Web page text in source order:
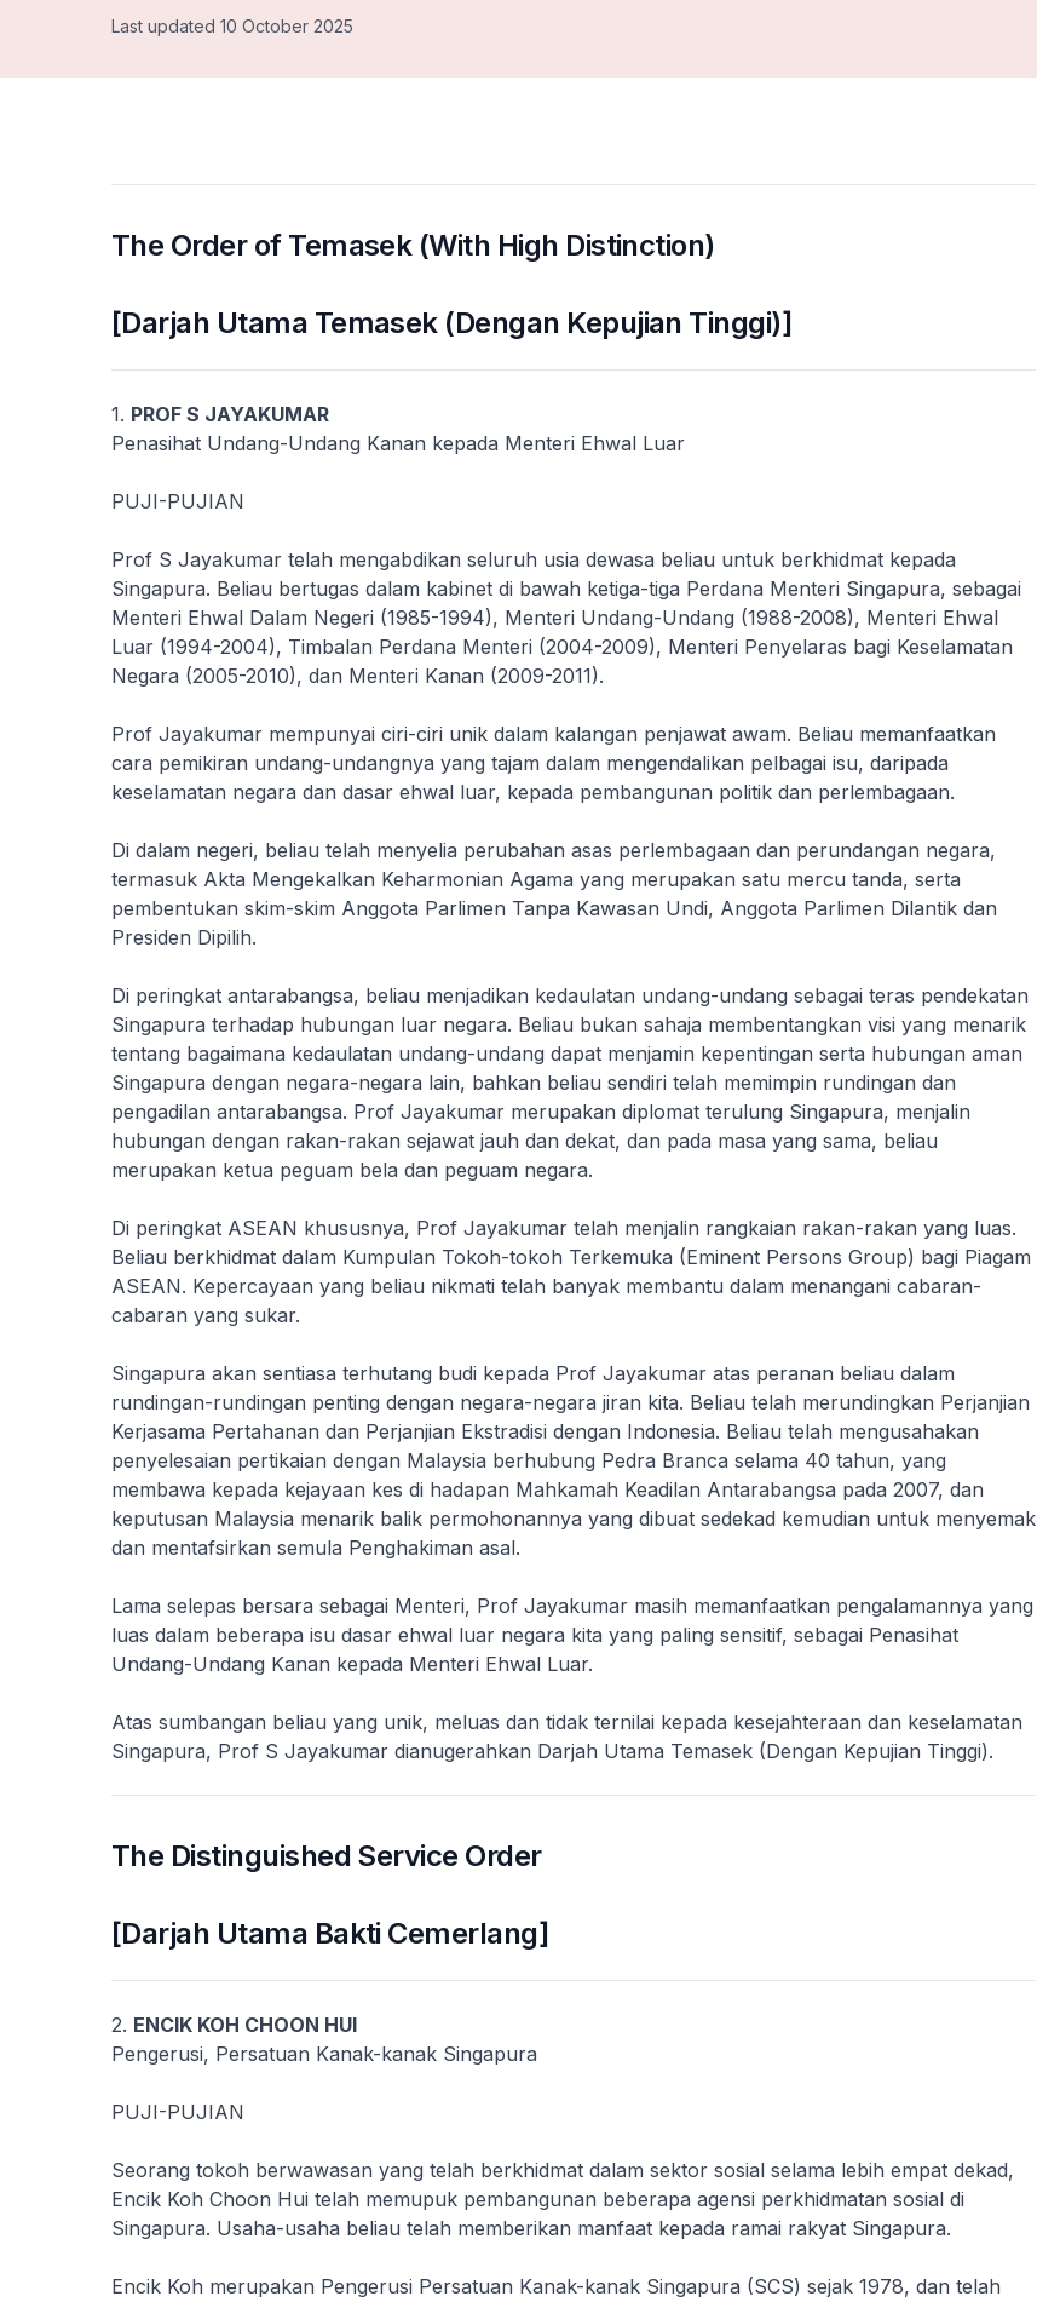
Last updated 10 October 2025
The Order of Temasek (With High Distinction)
[Darjah Utama Temasek (Dengan Kepujian Tinggi)]
1. PROF S JAYAKUMAR
Penasihat Undang-Undang Kanan kepada Menteri Ehwal Luar
PUJI-PUJIAN
Prof S Jayakumar telah mengabdikan seluruh usia dewasa beliau untuk berkhidmat kepada
Singapura. Beliau bertugas dalam kabinet di bawah ketiga-tiga Perdana Menteri Singapura, sebagai
Menteri Ehwal Dalam Negeri (1985-1994), Menteri Undang-Undang (1988-2008), Menteri Ehwal
Luar (1994-2004), Timbalan Perdana Menteri (2004-2009), Menteri Penyelaras bagi Keselamatan
Negara (2005-2010), dan Menteri Kanan (2009-2011).
Prof Jayakumar mempunyai ciri-ciri unik dalam kalangan penjawat awam. Beliau memanfaatkan
cara pemikiran undang-undangnya yang tajam dalam mengendalikan pelbagai isu, daripada
keselamatan negara dan dasar ehwal luar, kepada pembangunan politik dan perlembagaan.
Di dalam negeri, beliau telah menyelia perubahan asas perlembagaan dan perundangan negara,
termasuk Akta Mengekalkan Keharmonian Agama yang merupakan satu mercu tanda, serta
pembentukan skim-skim Anggota Parlimen Tanpa Kawasan Undi, Anggota Parlimen Dilantik dan
Presiden Dipilih.
Di peringkat antarabangsa, beliau menjadikan kedaulatan undang-undang sebagai teras pendekatan
Singapura terhadap hubungan luar negara. Beliau bukan sahaja membentangkan visi yang menarik
tentang bagaimana kedaulatan undang-undang dapat menjamin kepentingan serta hubungan aman
Singapura dengan negara-negara lain, bahkan beliau sendiri telah memimpin rundingan dan
pengadilan antarabangsa. Prof Jayakumar merupakan diplomat terulung Singapura, menjalin
hubungan dengan rakan-rakan sejawat jauh dan dekat, dan pada masa yang sama, beliau
merupakan ketua peguam bela dan peguam negara.
Di peringkat ASEAN khususnya, Prof Jayakumar telah menjalin rangkaian rakan-rakan yang luas.
Beliau berkhidmat dalam Kumpulan Tokoh-tokoh Terkemuka (Eminent Persons Group) bagi Piagam
ASEAN. Kepercayaan yang beliau nikmati telah banyak membantu dalam menangani cabaran-
cabaran yang sukar.
Singapura akan sentiasa terhutang budi kepada Prof Jayakumar atas peranan beliau dalam
rundingan-rundingan penting dengan negara-negara jiran kita. Beliau telah merundingkan Perjanjian
Kerjasama Pertahanan dan Perjanjian Ekstradisi dengan Indonesia. Beliau telah mengusahakan
penyelesaian pertikaian dengan Malaysia berhubung Pedra Branca selama 40 tahun, yang
membawa kepada kejayaan kes di hadapan Mahkamah Keadilan Antarabangsa pada 2007, dan
keputusan Malaysia menarik balik permohonannya yang dibuat sedekad kemudian untuk menyemak
dan mentafsirkan semula Penghakiman asal.
Lama selepas bersara sebagai Menteri, Prof Jayakumar masih memanfaatkan pengalamannya yang
luas dalam beberapa isu dasar ehwal luar negara kita yang paling sensitif, sebagai Penasihat
Undang-Undang Kanan kepada Menteri Ehwal Luar.
Atas sumbangan beliau yang unik, meluas dan tidak ternilai kepada kesejahteraan dan keselamatan
Singapura, Prof S Jayakumar dianugerahkan Darjah Utama Temasek (Dengan Kepujian Tinggi).
The Distinguished Service Order
[Darjah Utama Bakti Cemerlang]
2. ENCIK KOH CHOON HUI
Pengerusi, Persatuan Kanak-kanak Singapura
PUJI-PUJIAN
Seorang tokoh berwawasan yang telah berkhidmat dalam sektor sosial selama lebih empat dekad,
Encik Koh Choon Hui telah memupuk pembangunan beberapa agensi perkhidmatan sosial di
Singapura. Usaha-usaha beliau telah memberikan manfaat kepada ramai rakyat Singapura.
Encik Koh merupakan Pengerusi Persatuan Kanak-kanak Singapura (SCS) sejak 1978, dan telah